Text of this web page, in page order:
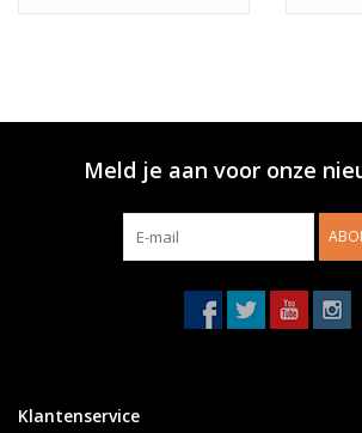
Meld je aan voor onze
Klantenservice